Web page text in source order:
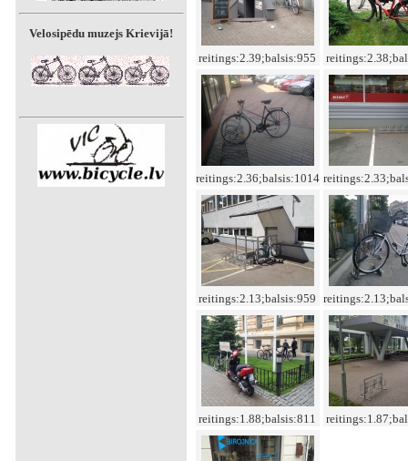
Velosipēdu muzejs Krievijā!
reitings:2.39;balsis:955
reitings:2.36;balsis:1014
reitings:2.13;balsis:959
reitings:1.88;balsis:811